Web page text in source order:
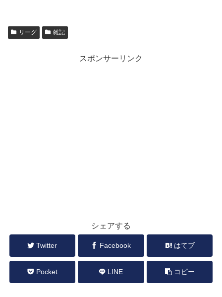
リーグ 雑記
スポンサーリンク
シェアする
Twitter Facebook はてブ
Pocket LINE コピー